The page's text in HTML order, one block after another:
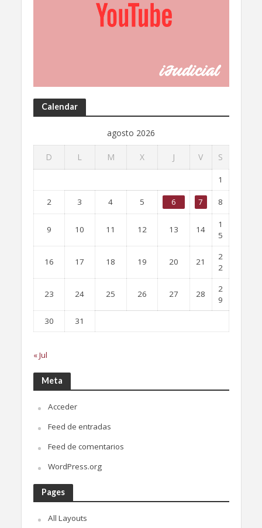
Calendar
agosto 2026
D L M X J V S
1
2 3 4 5 6 7 8
9 10 11 12 13 14
1
5
16 17 18 19 20 21
2
2
23 24 25 26 27 28
2
9
30
31
« Jul
Meta
Acceder
Feed de entradas
Feed de comentarios
WordPress.org
Pages
All Layouts